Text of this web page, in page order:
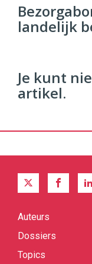
Commerce
9654
landelijk
Je kunt
artikel.
Quick
Auteurs
Dossiers
Topics